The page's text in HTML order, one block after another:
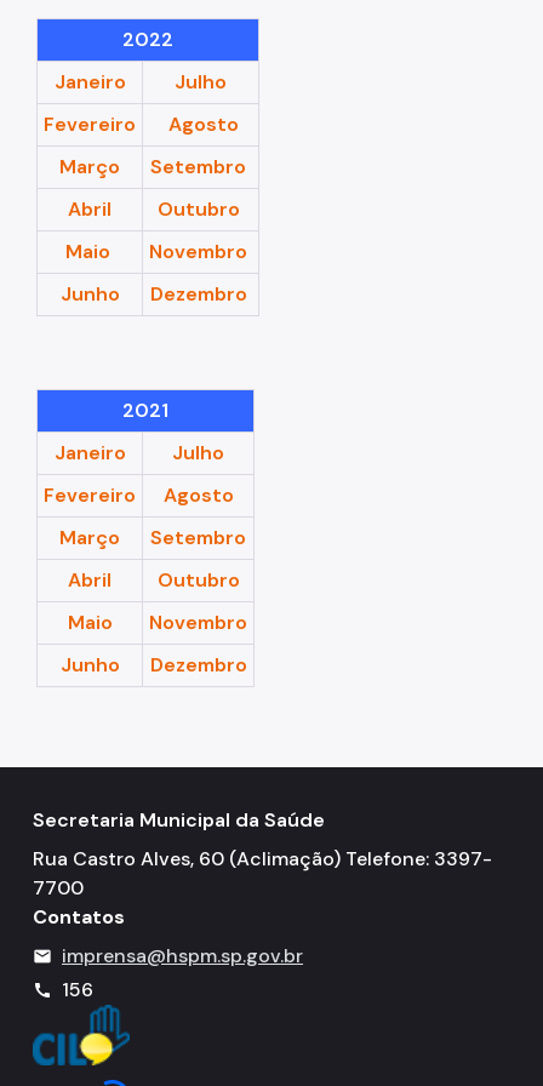
2022
Janeiro
Julho
Fevereiro
Agosto
Março
Setembro
Abril
Outubro
Maio
Novembro
Junho
Dezembro
2021
Janeiro
Julho
Fevereiro
Agosto
Março
Setembro
Abril
Outubro
Maio
Novembro
Junho
Dezembro
Secretaria Municipal da Saúde
Rua Castro Alves, 60 (Aclimação) Telefone: 3397-
7700
Contatos
mail imprensa@hspm.sp.gov.br
call 156